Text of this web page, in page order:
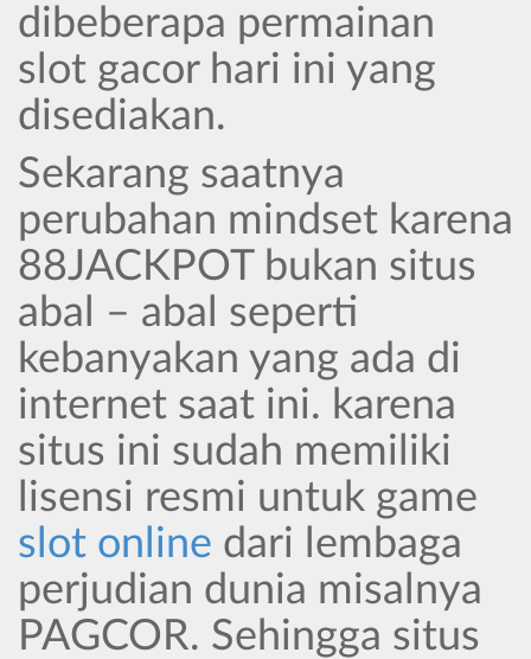
dibeberapa permainan
slot gacor hari ini yang
disediakan.
Sekarang saatnya
perubahan mindset karena
88JACKPOT bukan situs
abal – abal seperti
kebanyakan yang ada di
internet saat ini. karena
situs ini sudah memiliki
lisensi resmi untuk game
slot online dari lembaga
perjudian dunia misalnya
PAGCOR. Sehingga situs